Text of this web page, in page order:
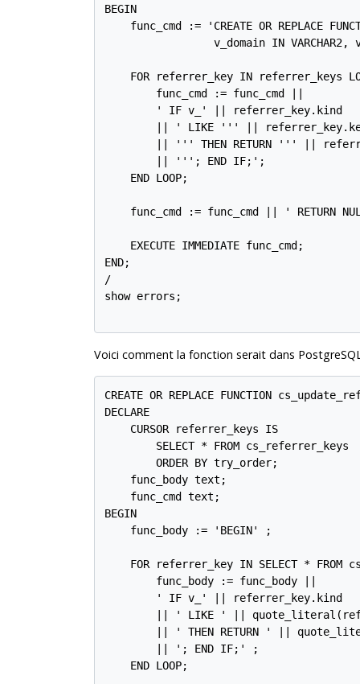
BEGIN
func_cmd := 'CREATE OR REPLACE
v_domain IN VARCHAR2,
FOR referrer_key IN referrer_keys
        func_cmd := func_cmd ||
        ' IF v_' || referrer_key.kind
    END LOOP;
func_cmd := func_cmd || ' RETURN
    EXECUTE IMMEDIATE func_cmd;
END;
/
show errors;
Voici comment la fonction serait dans
CREATE OR REPLACE FUNCTION
DECLARE
    CURSOR referrer_keys IS
        SELECT * FROM cs_referrer_keys
        ORDER BY try_order;
    func_body text;
    func_cmd text;
BEGIN
    func_body := 'BEGIN' ;
FOR referrer_key IN SELECT * FROM
    END LOOP;